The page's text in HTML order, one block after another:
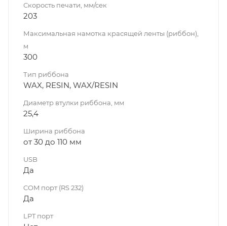
Скорость печати, мм/сек
203
Максимальная намотка красящей ленты (риббон),
м
300
Тип риббона
WAX, RESIN, WAX/RESIN
Диаметр втулки риббона, мм
25,4
Ширина риббона
от 30 до 110 мм
USB
Да
COM порт (RS 232)
Да
LPT порт